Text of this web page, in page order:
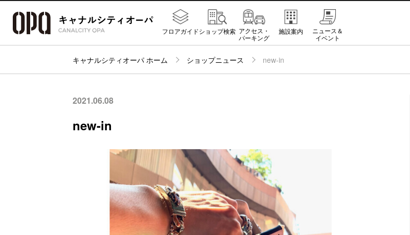
フロアガイドショップ検索 アクセス・
パーキング
施設案内
ニュース＆
イベント
キャナルシティオーパ ホーム ショップニュース new-in
2021.06.08
new-in